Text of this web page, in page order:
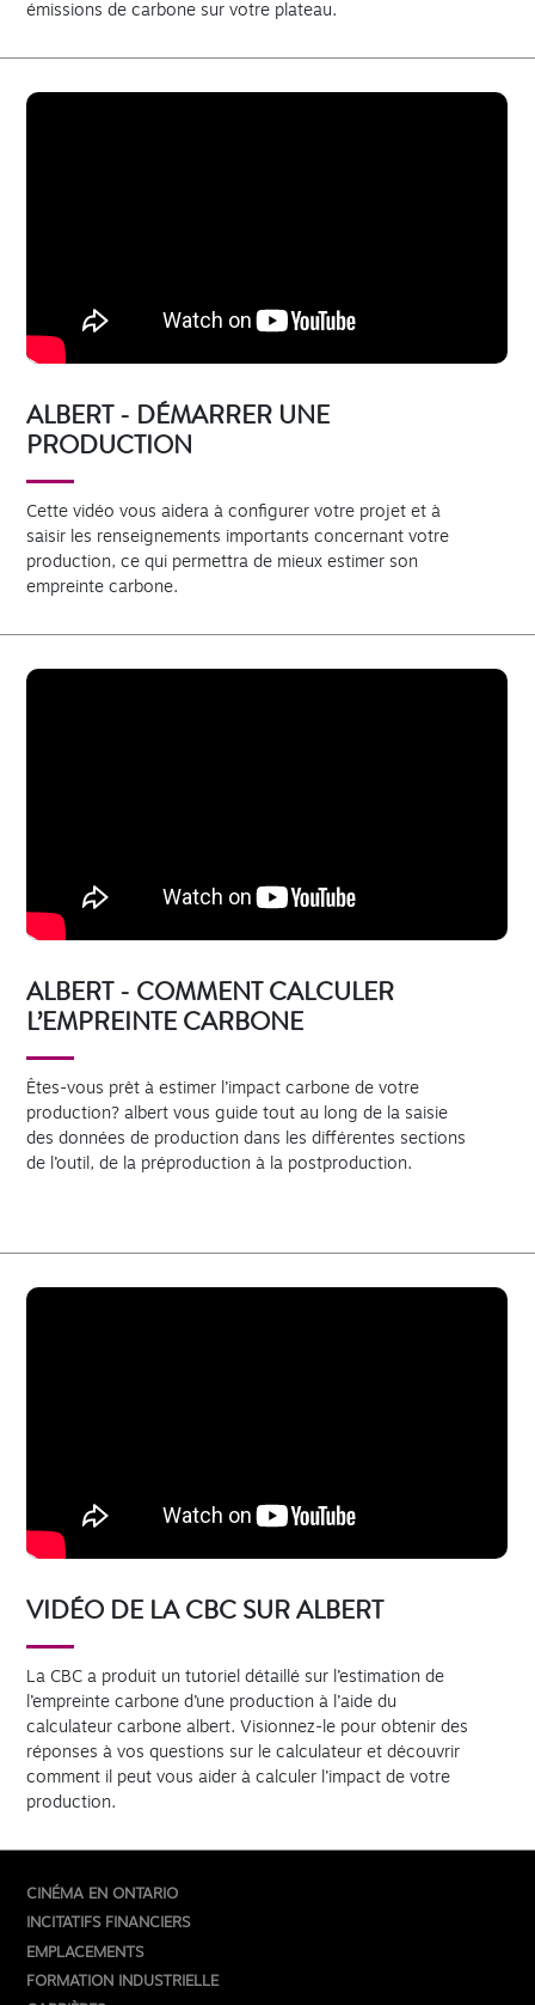
émissions de carbone sur votre plateau.
ALBERT - DÉMARRER UNE
PRODUCTION
Cette vidéo vous aidera à configurer votre projet et à
saisir les renseignements importants concernant votre
production, ce qui permettra de mieux estimer son
empreinte carbone.
ALBERT - COMMENT CALCULER
L’EMPREINTE CARBONE
Êtes-vous prêt à estimer l’impact carbone de votre
production? albert vous guide tout au long de la saisie
des données de production dans les différentes sections
de l’outil, de la préproduction à la postproduction.
VIDÉO DE LA CBC SUR ALBERT
La CBC a produit un tutoriel détaillé sur l’estimation de
l’empreinte carbone d’une production à l’aide du
calculateur carbone albert. Visionnez-le pour obtenir des
réponses à vos questions sur le calculateur et découvrir
comment il peut vous aider à calculer l’impact de votre
production.
CINÉMA EN ONTARIO
INCITATIFS FINANCIERS
EMPLACEMENTS
FORMATION INDUSTRIELLE